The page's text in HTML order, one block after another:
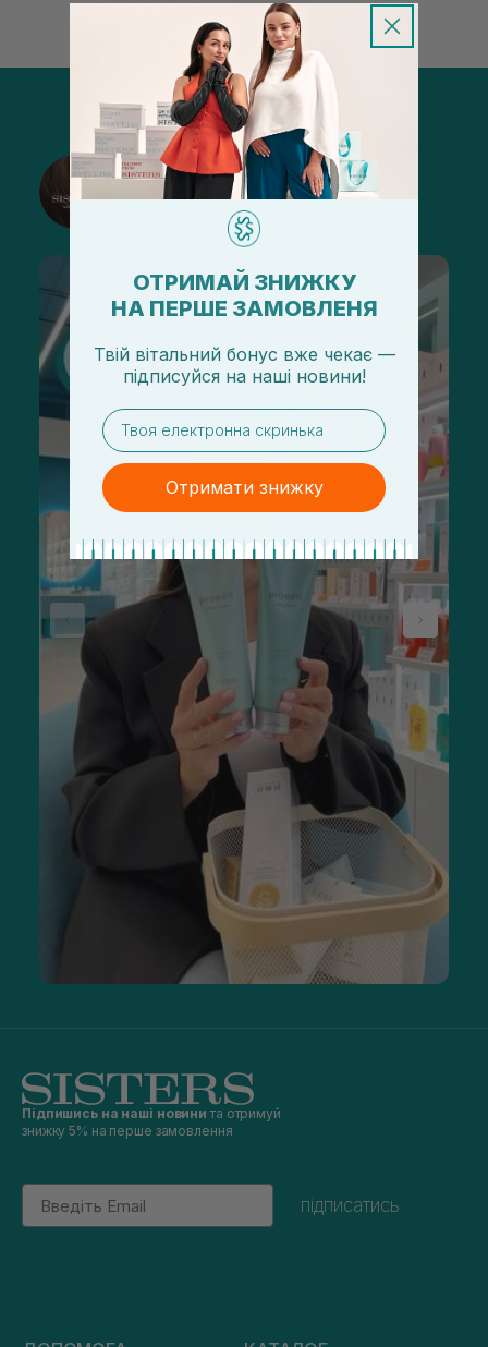
@sisters_stelmakh в Instagram
Підпишись на наші новини та отримуй
знижку 5% на перше замовлення
Email
підписатись
ОТРИМАЙ ЗНИЖКУ
НА ПЕРШЕ ЗАМОВЛЕНЯ
Твій вітальний бонус вже чекає —
підписуйся на наші новини!
email
Отримати знижку